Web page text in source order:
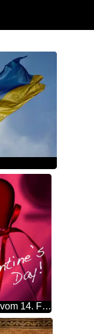
Postkarte vom 14. Februar